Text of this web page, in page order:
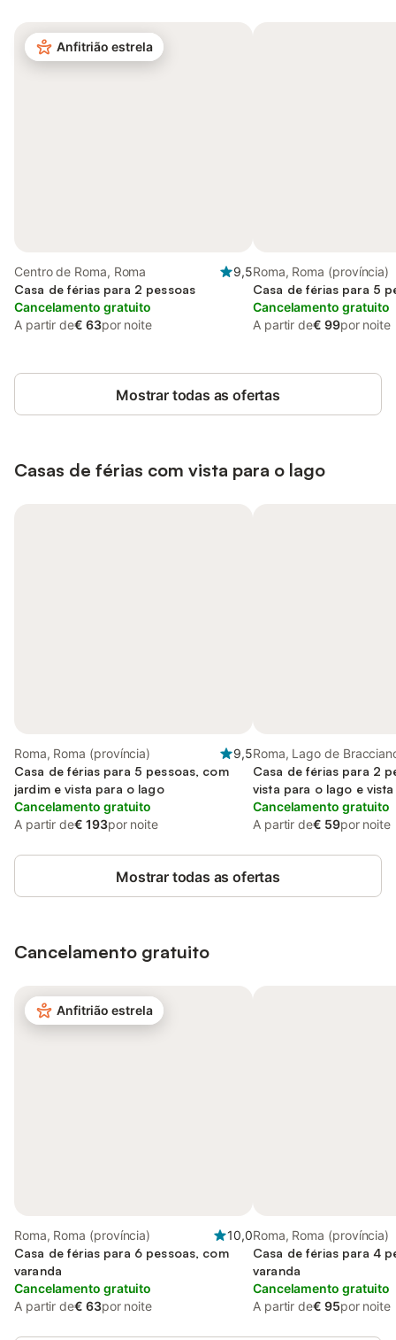
Anfitrião estrela
Centro de Roma, Roma
9,5
Casa de férias para 2 pessoas
Cancelamento gratuito
A partir de€ 63por noite
Roma, Roma (província)
Casa de férias para 5
Cancelamento gratuito
A partir de€ 99por noite
Mostrar todas as ofertas
Casas de férias com vista para o lago
Roma, Roma (província)
9,5
Casa de férias para 5 pessoas, com
jardim e vista para o lago
Cancelamento gratuito
A partir de€ 193por noite
Roma, Lago de
Casa de férias para 2
vista para o lago e
Cancelamento gratuito
A partir de€ 59por noite
Mostrar todas as ofertas
Cancelamento gratuito
Anfitrião estrela
Roma, Roma (província)
10,0
Casa de férias para 6 pessoas, com
varanda
Cancelamento gratuito
A partir de€ 63por noite
Roma, Roma (província)
Casa de férias para 4
varanda
Cancelamento gratuito
A partir de€ 95por noite